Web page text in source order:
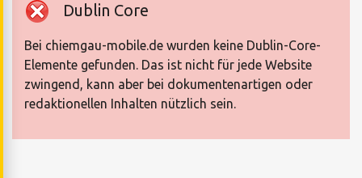
Dublin Core
Bei chiemgau-mobile.de wurden keine Dublin-Core-
Elemente gefunden. Das ist nicht für jede Website
zwingend, kann aber bei dokumentenartigen oder
redaktionellen Inhalten nützlich sein.